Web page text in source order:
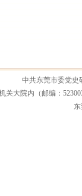
中共东莞市委党史
大院内（邮编：